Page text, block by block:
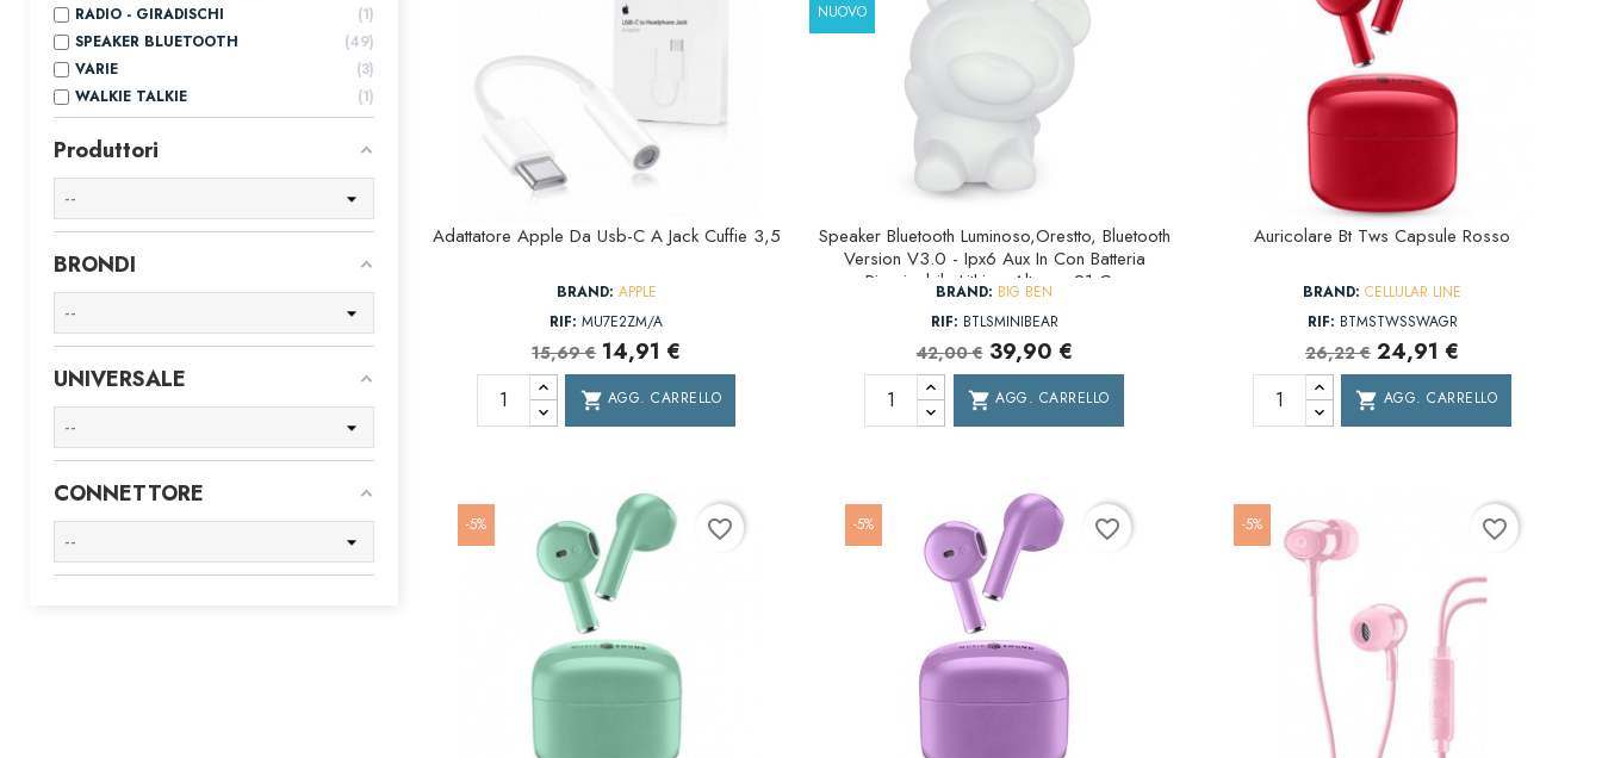
RADIO - GIRADISCHI
1
SPEAKER BLUETOOTH
49
VARIE
3
WALKIE TALKIE
1
Produttori
BRONDI
UNIVERSALE
CONNETTORE
Adattatore Apple Da Usb-C A Jack Cuffie 3,5
BRAND: APPLE
RIF: MU7E2ZM/A
15,69 € 14,91 €
shopping_cart AGG. CARRELLO
NUOVO
Speaker Bluetooth Luminoso,orestto, Bluetooth
Version V3.0 - Ipx6 Aux In Con Batteria
Ricaricabile Lithium Altezza 21 Cm
BRAND: BIG BEN
RIF: BTLSMINIBEAR
42,00 € 39,90 €
shopping_cart AGG. CARRELLO
Auricolare Bt Tws Capsule Rosso
BRAND: CELLULAR LINE
RIF: BTMSTWSSWAGR
26,22 € 24,91 €
shopping_cart AGG. CARRELLO
-5% favorite_border -5% favorite_border -5% favorite_border